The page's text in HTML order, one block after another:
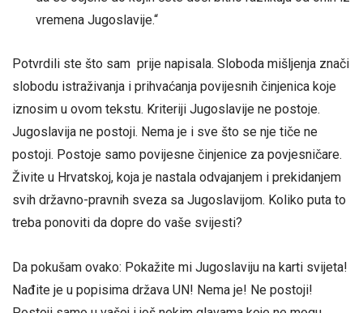
vremena Jugoslavije.“
Potvrdili ste što sam prije napisala. Sloboda mišljenja znači
slobodu istraživanja i prihvaćanja povijesnih činjenica koje
iznosim u ovom tekstu. Kriteriji Jugoslavije ne postoje.
Jugoslavija ne postoji. Nema je i sve što se nje tiče ne
postoji. Postoje samo povijesne činjenice za povjesničare.
Živite u Hrvatskoj, koja je nastala odvajanjem i prekidanjem
svih državno-pravnih sveza sa Jugoslavijom. Koliko puta to
treba ponoviti da dopre do vaše svijesti?
Da pokušam ovako: Pokažite mi Jugoslaviju na karti svijeta!
Nađite je u popisima država UN! Nema je! Ne postoji!